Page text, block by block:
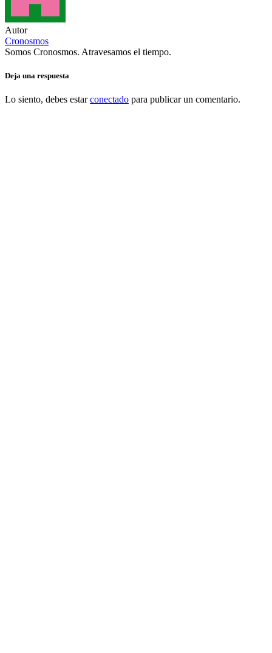
Autor
Cronosmos
Somos Cronosmos. Atravesamos el tiempo.
Deja una respuesta
Lo siento, debes estarconectado para publicar un comentario.